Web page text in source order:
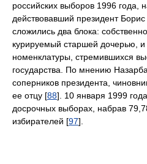
российских выборов 1996 года,
действовавший президент
сложились два блока:
курируемый старшей дочерью, и
номенклатуры, стремившихся
государства. По мнению
соперников президента,
ее отцу [88]. 10 января 1999
досрочных выборах, набрав
избирателей [97].